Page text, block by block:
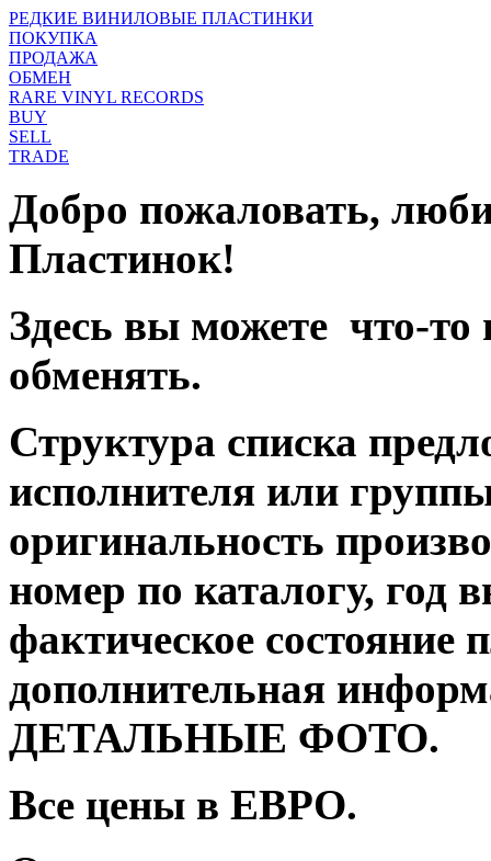
РЕДКИЕ ВИНИЛОВЫЕ ПЛАСТИНКИ
ПОКУПКА
ПРОДАЖА
ОБМЕН
RARE VINYL RECORDS
BUY
SELL
TRADE
Добро пожаловать,
Пластинок!
Здесь вы можете что-то
обменять.
Структура списка
исполнителя или
оригинальность
номер по каталогу, год
фактическое состояние
дополнительная
ДЕТАЛЬНЫЕ ФОТО.
Все цены в ЕВРО.